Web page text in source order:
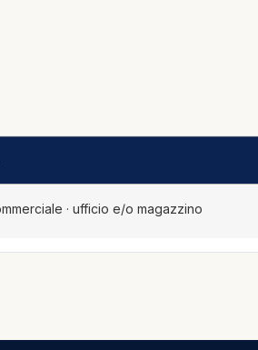
· ufficio e/o magazzino